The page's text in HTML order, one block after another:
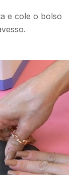
e cole o bolso